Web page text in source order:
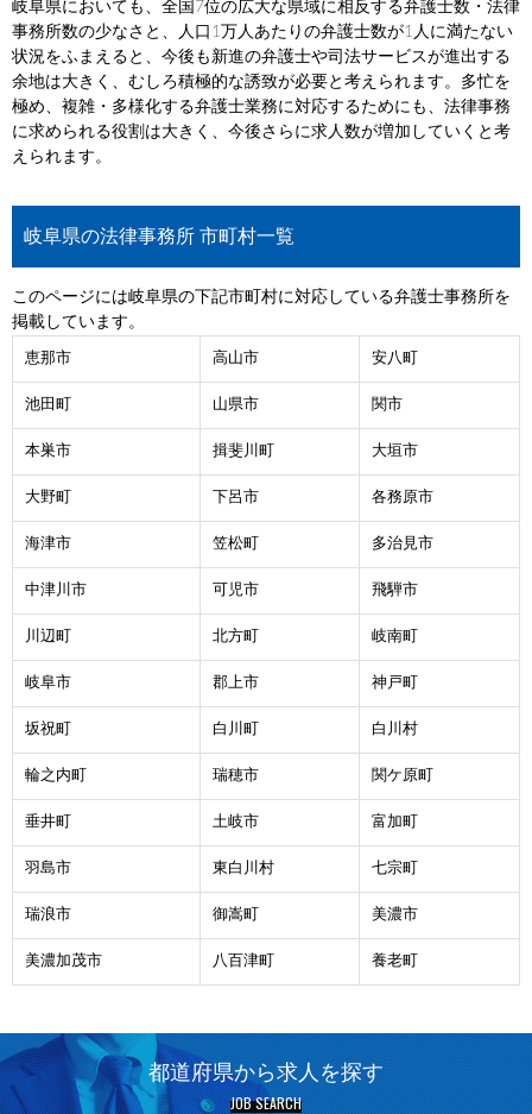
岐阜県においても、全国7位の広大な県域に相反する弁護士数・法律
事務所数の少なさと、人口1万人あたりの弁護士数が1人に満たない
状況をふまえると、今後も新進の弁護士や司法サービスが進出する
余地は大きく、むしろ積極的な誘致が必要と考えられます。多忙を
極め、複雑・多様化する弁護士業務に対応するためにも、法律事務
に求められる役割は大きく、今後さらに求人数が増加していくと考
えられます。
岐阜県の法律事務所 市町村一覧
このページには岐阜県の下記市町村に対応している弁護士事務所を
掲載しています。
恵那市 高山市 安八町
池田町 山県市 関市
本巣市 揖斐川町 大垣市
大野町 下呂市 各務原市
海津市 笠松町 多治見市
中津川市 可児市 飛騨市
川辺町 北方町 岐南町
岐阜市 郡上市 神戸町
坂祝町 白川町 白川村
輪之内町 瑞穂市 関ケ原町
垂井町 土岐市 富加町
羽島市 東白川村 七宗町
瑞浪市 御嵩町 美濃市
美濃加茂市 八百津町 養老町
都道府県から求人を探す
JOB SEARCH